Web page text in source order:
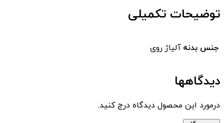
توضیحات تکمیلی
جنس بدنه آلیاژ روی
دیدگاهها
درمورد این محصول دیدگاه درج کنید.